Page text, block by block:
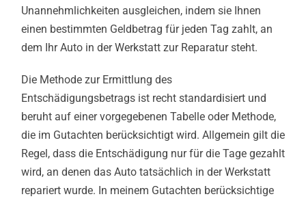
Unannehmlichkeiten ausgleichen, indem sie Ihnen
einen bestimmten Geldbetrag für jeden Tag zahlt, an
dem Ihr Auto in der Werkstatt zur Reparatur steht.
Die Methode zur Ermittlung des
Entschädigungsbetrags ist recht standardisiert und
beruht auf einer vorgegebenen Tabelle oder Methode,
die im Gutachten berücksichtigt wird. Allgemein gilt die
Regel, dass die Entschädigung nur für die Tage gezahlt
wird, an denen das Auto tatsächlich in der Werkstatt
repariert wurde. In meinem Gutachten berücksichtige